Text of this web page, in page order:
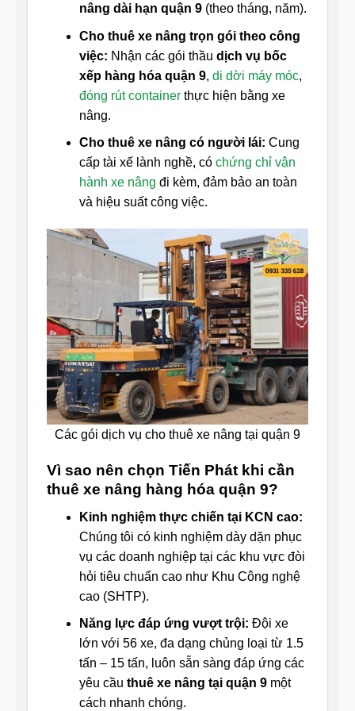
nâng dài hạn quận 9(theo tháng, năm).
Cho thuê xe nâng trọn gói theo công
việc: Nhận các gói thầu dịch vụ bốc
xếp hàng hóa quận 9, di dời máy móc,
đóng rút containerthực hiện bằng xe
nâng.
Cho thuê xe nâng có người lái: Cung
cấp tài xế lành nghề, có chứng chỉ vận
hành xe nâng đi kèm, đảm bảo an toàn
và hiệu suất công việc.
Các gói dịch vụ cho thuê xe nâng tại quận 9
Vì sao nên chọn Tiến Phát khi cần
thuê xe nâng hàng hóa quận 9?
Kinh nghiệm thực chiến tại KCN cao:
Chúng tôi có kinh nghiệm dày dặn phục
vụ các doanh nghiệp tại các khu vực đòi
hỏi tiêu chuẩn cao như Khu Công nghệ
cao (SHTP).
Năng lực đáp ứng vượt trội: Đội xe
lớn với 56 xe, đa dạng chủng loại từ 1.5
tấn – 15 tấn, luôn sẵn sàng đáp ứng các
yêu cầu thuê xe nâng tại quận 9một
cách nhanh chóng.